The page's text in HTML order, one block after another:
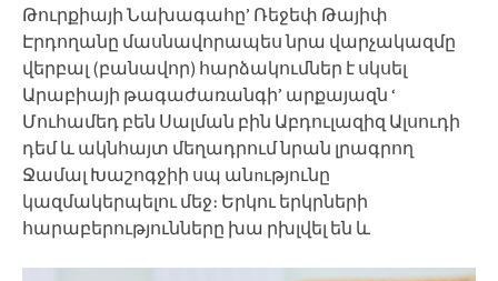
Թուրքիայի Նախագահը’ Ռեջեփ Թայիփ
Էրդողանը մասնավորապես նրա վարչակազմը
վերբալ (բանավոր) հարձակումներ է սկսել
Արաբիայի թագաժառանգի’ արքայազն ‘
Մուհամեդ բեն Սալման բին Աբդուլազիզ Ալսուդի
դեմ և ակնհայտ մեղադրում նրան լրագրող
Ջամալ Խաշոգջիի սպ անnւթյունը
կազմակերպելու մեջ։ Երկու երկրների
հարաբերությունները խա րխլվել են և